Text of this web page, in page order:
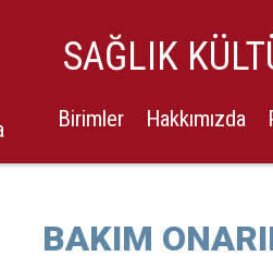
SAĞLIK
Birimler Hakkımızda
BAKIM